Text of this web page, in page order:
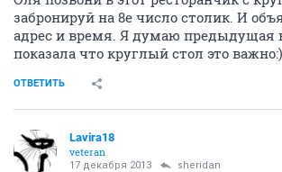
забронируй на 8е число столик. И
адрес и время. Я думаю предыдущая
показала что круглый стол это важно:)
ОТВЕТИТЬ
Lavira18
veteran
17 декабря 2013 sheridan